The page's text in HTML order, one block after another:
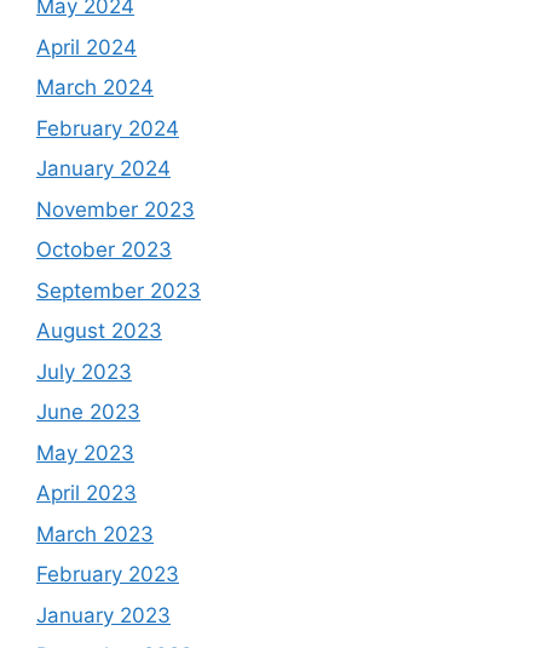
May 2024
April 2024
March 2024
February 2024
January 2024
November 2023
October 2023
September 2023
August 2023
July 2023
June 2023
May 2023
April 2023
March 2023
February 2023
January 2023